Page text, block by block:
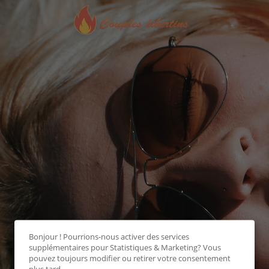
Bonjour ! Pourrions-nous activer des services
supplémentaires pourStatistiques & Marketing? Vous
pouvez toujours modifier ou retirer votre consentement